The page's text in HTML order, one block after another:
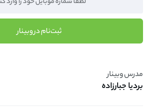
ثبت‌نام در وبینار
مدرس وبینار
بردیا جبارزاده